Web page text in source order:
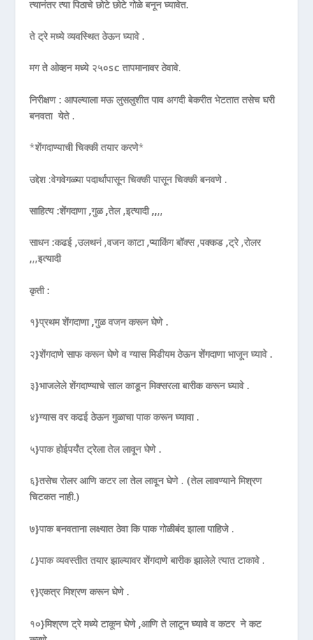
त्यानंतर त्या पिठाचे छोटे छोटे गोळे बनून घ्यावेत.
ते ट्रे मध्ये व्यवस्थित ठेऊन घ्यावे .
मग ते ओव्हन मध्ये २५०sc तापमानावर ठेवावे.
निरीक्षण : आपल्याला मऊ लुसलुशीत पाव अगदी बेकरीत भेटतात तसेच घरी
बनवता येते .
*शेंगदाण्याची चिक्की तयार करणे*
उद्देश :वेगवेगळ्या पदार्थापासून चिक्की पासून चिक्की बनवणे .
साहित्य :शेंगदाणा ,गुळ ,तेल ,इत्यादी ,,,,
साधन :कढई ,उलथनं ,वजन काटा ,प्याकिंग बॉक्स ,पक्कड ,ट्रे ,रोलर
,,,इत्यादी
कृती :
१}प्रथम शेंगदाणा ,गुळ वजन करून घेणे .
२}शेंगदाणे साफ करून घेणे व ग्यास मिडीयम ठेऊन शेंगदाणा भाजून घ्यावे .
३}भाजलेले शेंगदाण्याचे साल काडून मिक्सरला बारीक करून घ्यावे .
४}ग्यास वर कढई ठेऊन गुळाचा पाक करून घ्यावा .
५}पाक होईपर्यंत ट्रेला तेल लावून घेणे .
६}तसेच रोलर आणि कटर ला तेल लावून घेणे . (तेल लावण्याने मिश्रण
चिटकत नाही.)
७}पाक बनवताना लक्ष्यात ठेवा कि पाक गोळीबंद झाला पाहिजे .
८}पाक व्यवस्तीत तयार झाल्यावर शेंगदाणे बारीक झालेले त्यात टाकावे .
९}एकत्र मिश्रण करून घेणे .
१०}मिश्रण ट्रे मध्ये टाकून घेणे ,आणि ते लाटून घ्यावे व कटर ने कट